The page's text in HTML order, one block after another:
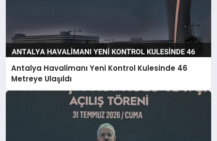
Antalya Havalimanı Yeni Kontrol Kulesinde 46
Metreye Ulaşıldı